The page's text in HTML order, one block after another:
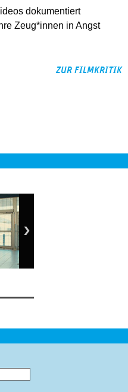
dokumentiert
Zeug*innen in Angst
ZUR FILMKRITIK